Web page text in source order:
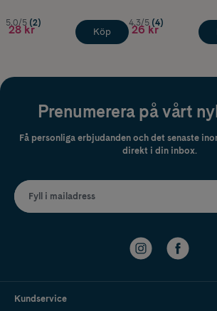
5.0/5 (2)
28 kr Köp
4.3/5 (4)
26 kr
Prenumerera på vårt
Få personliga erbjudanden och det senaste
direkt i din inbox.
Fyll i mailadress
Kundservice